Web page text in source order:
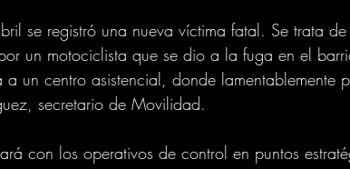
se registró una nueva víctima fatal. Se trata
un motociclista que se dio a la fuga en el
un centro asistencial, donde lamentablemente
secretario de Movilidad.
con los operativos de control en puntos